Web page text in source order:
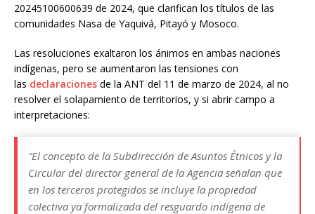
20245100600639 de 2024, que clarifican los títulos de las
comunidades Nasa de Yaquivá, Pitayó y Mosoco.
Las resoluciones exaltaron los ánimos en ambas naciones
indígenas, pero se aumentaron las tensiones con
las declaraciones de la ANT del 11 de marzo de 2024, al no
resolver el solapamiento de territorios, y si abrir campo a
interpretaciones:
“El concepto de la Subdirección de Asuntos Étnicos y la
Circular del director general de la Agencia señalan que
en los terceros protegidos se incluye la propiedad
colectiva ya formalizada del resguardo indígena de